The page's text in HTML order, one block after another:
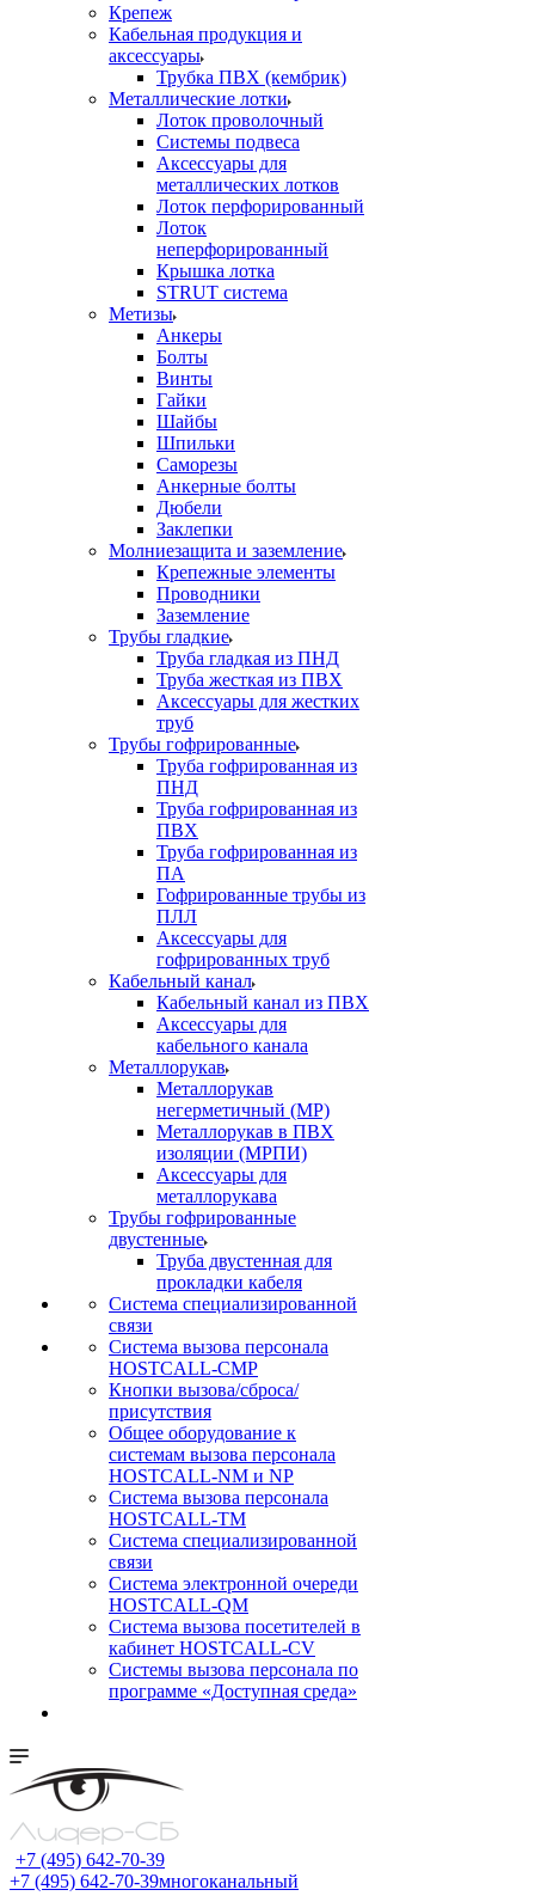
Крепеж
Кабельная продукция и
аксессуары
Трубка ПВХ (кембрик)
Металлические лотки
Лоток проволочный
Системы подвеса
Аксессуары для
металлических лотков
Лоток перфорированный
Лоток
неперфорированный
Крышка лотка
STRUT система
Метизы
Анкеры
Болты
Винты
Гайки
Шайбы
Шпильки
Саморезы
Анкерные болты
Дюбели
Заклепки
Молниезащита и заземление
Крепежные элементы
Проводники
Заземление
Трубы гладкие
Труба гладкая из ПНД
Труба жесткая из ПВХ
Аксессуары для жестких
труб
Трубы гофрированные
Труба гофрированная из
ПНД
Труба гофрированная из
ПВХ
Труба гофрированная из
ПА
Гофрированные трубы из
ПЛЛ
Аксессуары для
гофрированных труб
Кабельный канал
Кабельный канал из ПВХ
Аксессуары для
кабельного канала
Металлорукав
Металлорукав
негерметичный (МР)
Металлорукав в ПВХ
изоляции (МРПИ)
Аксессуары для
металлорукава
Трубы гофрированные
двустенные
Труба двустенная для
прокладки кабеля
Система специализированной
связи
Cистема вызова персонала
HOSTCALL-CMP
Кнопки вызова/сброса/
присутствия
Общее оборудование к
системам вызова персонала
HOSTCALL-NM и NP
Система вызова персонала
HOSTCALL-TM
Система специализированной
связи
Система электронной очереди
HOSTCALL-QM
Cистема вызова посетителей в
кабинет HOSTCALL-CV
Системы вызова персонала по
программе «Доступная среда»
+7 (495) 642-70-39
+7 (495) 642-70-39многоканальный